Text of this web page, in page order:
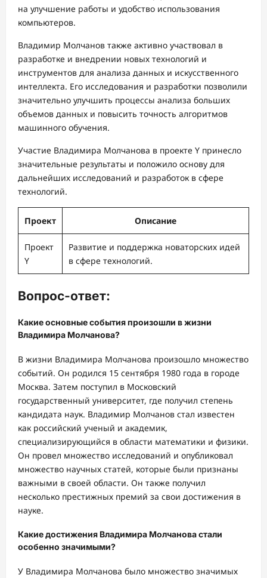
на улучшение работы и удобство использования
компьютеров.
Владимир Молчанов также активно участвовал в
разработке и внедрении новых технологий и
инструментов для анализа данных и искусственного
интеллекта. Его исследования и разработки позволили
значительно улучшить процессы анализа больших
объемов данных и повысить точность алгоритмов
машинного обучения.
Участие Владимира Молчанова в проекте Y принесло
значительные результаты и положило основу для
дальнейших исследований и разработок в сфере
технологий.
Проект Описание
Проект
Y
Развитие и поддержка новаторских идей
в сфере технологий.
Вопрос-ответ:
Какие основные события произошли в жизни
Владимира Молчанова?
В жизни Владимира Молчанова произошло множество
событий. Он родился 15 сентября 1980 года в городе
Москва. Затем поступил в Московский
государственный университет, где получил степень
кандидата наук. Владимир Молчанов стал известен
как российский ученый и академик,
специализирующийся в области математики и физики.
Он провел множество исследований и опубликовал
множество научных статей, которые были признаны
важными в своей области. Он также получил
несколько престижных премий за свои достижения в
науке.
Какие достижения Владимира Молчанова стали
особенно значимыми?
У Владимира Молчанова было множество значимых